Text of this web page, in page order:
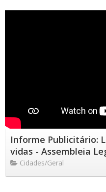
Informe Publicitário:
vidas - Assembleia
Cidades/Geral